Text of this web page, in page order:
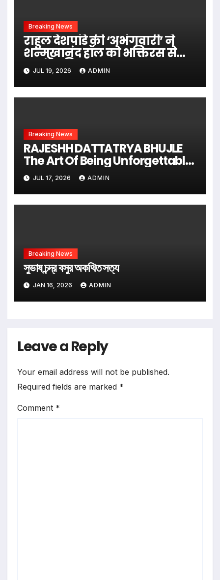
Breaking News
राहुल देशपांडे की ‘अभंगवारी’ ने
शन्मुखानंद हॉल को भक्तिरस से
सराबोर किया
JUL 19, 2026 ADMIN
Breaking News
RAJESHH DATTATRYA BHUJLE
The Art Of Being Unforgettable
Some Men Follow Trends.
Some Men Create Them
JUL 17, 2026 ADMIN
Breaking News
সুভাষ চন্দ্র বসুর অকথিত সত্য
JAN 16, 2026 ADMIN
Leave a Reply
Your email address will not be published.
Required fields are marked *
Comment *